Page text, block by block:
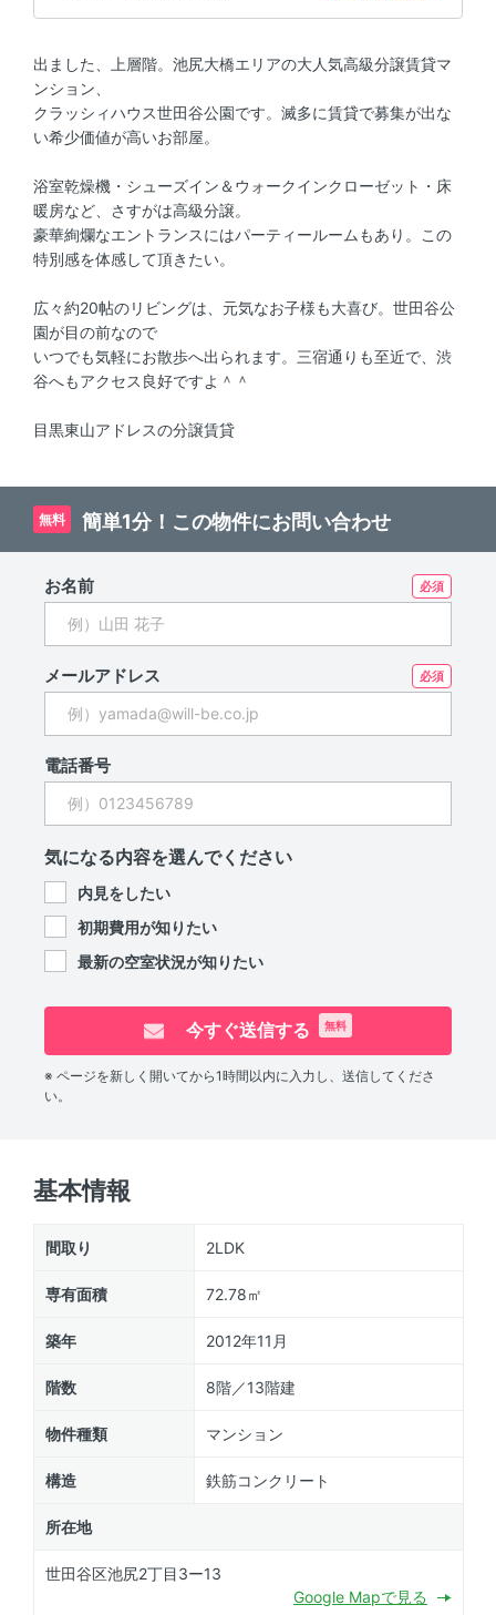
出ました、上層階。池尻大橋エリアの大人気高級分譲賃貸マ
ンション、
クラッシィハウス世田谷公園です。滅多に賃貸で募集が出な
い希少価値が高いお部屋。
浴室乾燥機・シューズイン＆ウォークインクローゼット・床
暖房など、さすがは高級分譲。
豪華絢爛なエントランスにはパーティールームもあり。この
特別感を体感して頂きたい。
広々約20帖のリビングは、元気なお子様も大喜び。世田谷公
園が目の前なので
いつでも気軽にお散歩へ出られます。三宿通りも至近で、渋
谷へもアクセス良好ですよ＾＾
目黒東山アドレスの分譲賃貸
無料 簡単1分！この物件にお問い合わせ
お名前
メールアドレス
電話番号
気になる内容を選んでください
内見をしたい
初期費用が知りたい
最新の空室状況が知りたい
今すぐ送信する 無料
※ ページを新しく開いてから1時間以内に入力し、送信してくださ
い。
基本情報
間取り 2LDK
専有面積 72.78㎡
築年 2012年11月
階数 8階／13階建
物件種類 マンション
構造 鉄筋コンクリート
所在地
世田谷区池尻2丁目3ー13
Google Mapで見る